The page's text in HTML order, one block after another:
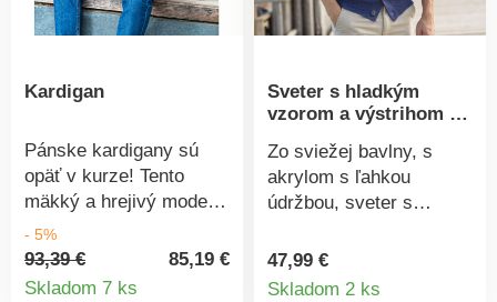
Kardigan
Pánske kardigany sú
opäť v kurze! Tento
mäkký a hrejivý model
je v džersejovom
prevedení s klasickým
výstrihom do V.
- 5%
93,39 €
85,19 €
Skladom 7 ks
Sveter s hladkým
vzorom a výstrihom do
Zo sviežej bavlny, s
akrylom s ľahkou
údržbou, sveter s
chybu. Hladký vzor, ​​
príjemne sa nosí v
47,99 €
Skladom 2 ks